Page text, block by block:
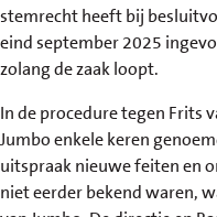
stemrecht heeft bij
eind september 2025
zolang de zaak loopt.
In de procedure tegen Frits
Jumbo enkele keren
uitspraak nieuwe feiten en
niet eerder bekend waren,